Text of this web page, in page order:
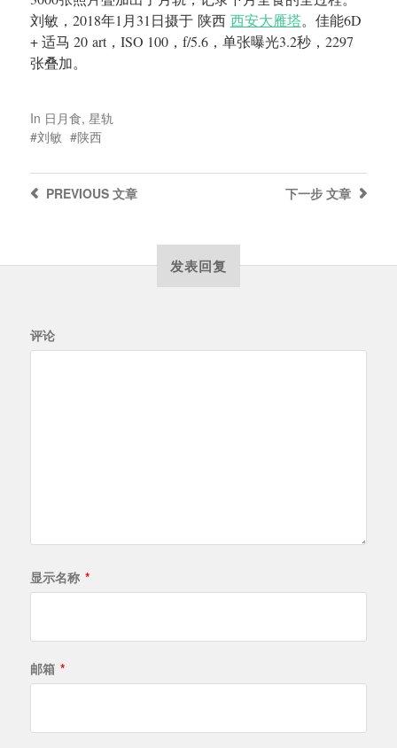
刘敏，2018年1月31日摄于 陕西 西安大雁塔。佳能6D
+ 适马 20 art，ISO 100，f/5.6，单张曝光3.2秒，2297
张叠加。
In 日月食, 星轨
刘敏
陕西
下一步 文章
PREVIOUS文章
发表回复
评论
显示名称 *
邮箱 *